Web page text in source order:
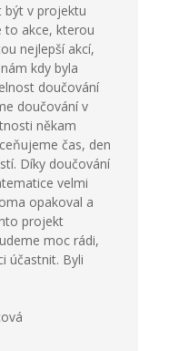
být v projektu
to akce, kterou
nejlepší akcí,
kdy byla
doučování
doučování v
někam
čas, den
Díky doučování
velmi
opakoval a
projekt
moc rádi,
účastnit. Byli